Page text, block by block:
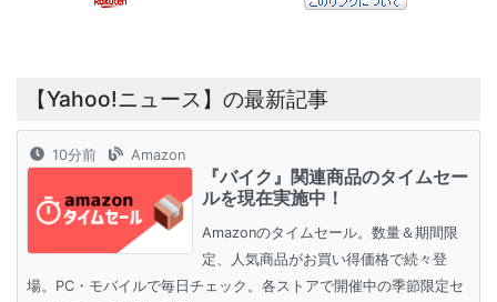
【Yahoo!ニュース】の最新記事
10分前 Amazon
『バイク』関連商品のタイムセー
ルを現在実施中！
Amazonのタイムセール。数量＆期間限
定、人気商品がお買い得価格で続々登
場。PC・モバイルで毎日チェック。各ストアで開催中の季節限定セ